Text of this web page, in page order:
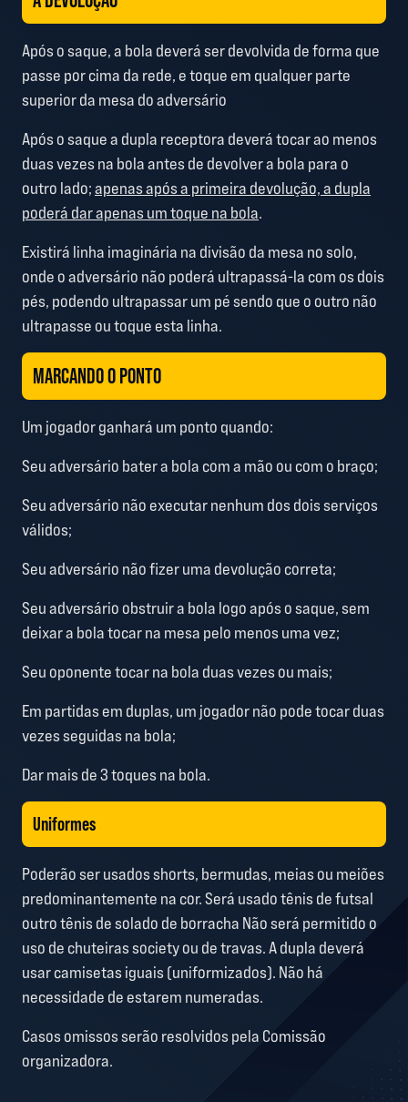
Após o saque, a bola deverá ser devolvida de forma que
passe por cima da rede, e toque em qualquer parte
superior da mesa do adversário
Após o saque a dupla receptora deverá tocar ao menos
duas vezes na bola antes de devolver a bola para o
outro lado;apenas após a primeira devolução, a dupla
poderá dar apenas um toque na bola.
Existirá linha imaginária na divisão da mesa no solo,
onde o adversário não poderá ultrapassá-la com os dois
pés, podendo ultrapassar um pé sendo que o outro não
ultrapasse ou toque esta linha.
MARCANDO O PONTO
Um jogador ganhará um ponto quando:
Seu adversário bater a bola com a mão ou com o braço;
Seu adversário não executar nenhum dos dois serviços
válidos;
Seu adversário não fizer uma devolução correta;
Seu adversário obstruir a bola logo após o saque, sem
deixar a bola tocar na mesa pelo menos uma vez;
Seu oponente tocar na bola duas vezes ou mais;
Em partidas em duplas, um jogador não pode tocar duas
vezes seguidas na bola;
Dar mais de 3 toques na bola.
Uniformes
Poderão ser usados shorts, bermudas, meias ou meiões
predominantemente na cor. Será usado tênis de futsal
outro tênis de solado de borracha Não será permitido o
uso de chuteiras society ou de travas. A dupla deverá
usar camisetas iguais (uniformizados). Não há
necessidade de estarem numeradas.
Casos omissos serão resolvidos pela Comissão
organizadora.